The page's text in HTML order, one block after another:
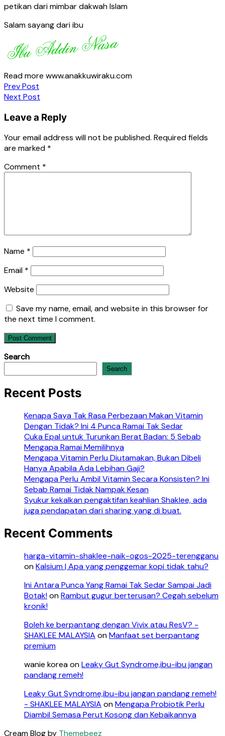
petikan dari mimbar dakwah Islam
Salam sayang dari ibu
Read more www.anakkuwiraku.com
Post
navigation
Prev Post
Next Post
Leave a Reply
Your email address will not be published. Required fields
are marked *
Comment *
Name *
Email *
Website
Save my name, email, and website in this browser for
the next time I comment.
Search
Search
Recent Posts
Kenapa Saya Tak Rasa Perbezaan Makan Vitamin
Dengan Tidak? Ini 4 Punca Ramai Tak Sedar
Cuka Epal untuk Turunkan Berat Badan: 5 Sebab
Mengapa Ramai Memilihnya
Mengapa Vitamin Perlu Diutamakan, Bukan Dibeli
Hanya Apabila Ada Lebihan Gaji?
Mengapa Perlu Ambil Vitamin Secara Konsisten? Ini
Sebab Ramai Tidak Nampak Kesan
Syukur kekalkan pengaktifan keahlian Shaklee, ada
juga pendapatan dari sharing yang di buat.
Recent Comments
harga-vitamin-shaklee-naik-ogos-2025-terengganu
onKalsium | Apa yang penggemar kopi tidak tahu?
Ini Antara Punca Yang Ramai Tak Sedar Sampai Jadi
Botak!onRambut gugur berterusan? Cegah sebelum
kronik!
Boleh ke berpantang dengan Vivix atau ResV? -
SHAKLEE MALAYSIA onManfaat set berpantang
premium
wanie koreaonLeaky Gut Syndrome,ibu-ibu jangan
pandang remeh!
Leaky Gut Syndrome,ibu-ibu jangan pandang remeh!
- SHAKLEE MALAYSIA onMengapa Probiotik Perlu
Diambil Semasa Perut Kosong dan Kebaikannya
Cream Blog by Themebeez